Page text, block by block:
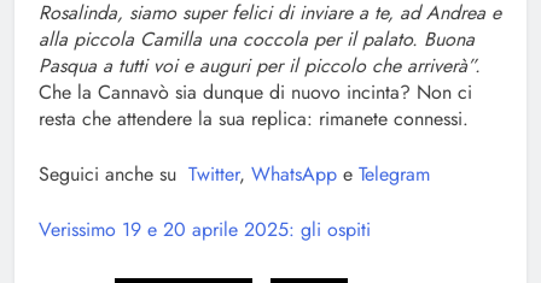
Rosalinda, siamo super felici di inviare a te, ad Andrea e
alla piccola Camilla una coccola per il palato. Buona
Pasqua a tutti voi e auguri per il piccolo che arriverà”.
Che la Cannavò sia dunque di nuovo incinta? Non ci
resta che attendere la sua replica: rimanete connessi.
Seguici anche su Twitter, WhatsApp e Telegram
Verissimo 19 e 20 aprile 2025: gli ospiti